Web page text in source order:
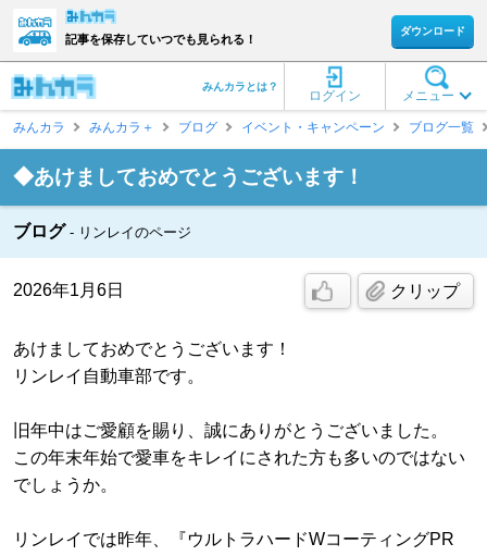
記事を保存していつでも見られる！
ダウンロード
メニュー
ログイン
みんカラとは？
みんカラ みんカラ＋ ブログ イベント・キャンペーン ブログ一覧
◆あけましておめでとうございます！
ブログ リンレイのページ
2026年1月6日 クリップ
あけましておめでとうございます！
リンレイ自動車部です。
旧年中はご愛顧を賜り、誠にありがとうございました。
この年末年始で愛車をキレイにされた方も多いのではない
でしょうか。
リンレイでは昨年、『ウルトラハードWコーティングPR